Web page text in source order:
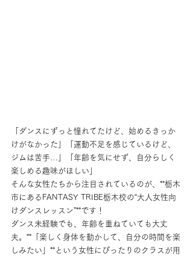
「ダンスにずっと憧れてたけど、始めるきっか
けがなかった」「運動不足を感じているけど、
ジムは苦手…」「年齢を気にせず、自分らしく
楽しめる趣味がほしい」
そんな女性たちから注目されているのが、**栃木
市にあるFANTASY TRIBE栃木校の“大人女性向
けダンスレッスン”**です！
ダンス未経験でも、年齢を重ねていても大丈
夫。**「楽しく身体を動かして、自分の時間を楽
しみたい」**という女性にぴったりのクラスが用